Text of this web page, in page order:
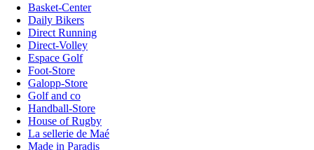
Basket-Center
Daily Bikers
Direct Running
Direct-Volley
Espace Golf
Foot-Store
Galopp-Store
Golf and co
Handball-Store
House of Rugby
La sellerie de Maé
Made in Paradis